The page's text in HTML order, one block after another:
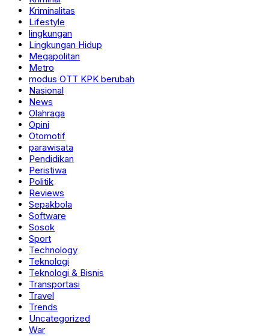
Kriminalitas
Lifestyle
lingkungan
Lingkungan Hidup
Megapolitan
Metro
modus OTT KPK berubah
Nasional
News
Olahraga
Opini
Otomotif
parawisata
Pendidikan
Peristiwa
Politik
Reviews
Sepakbola
Software
Sosok
Sport
Technology
Teknologi
Teknologi & Bisnis
Transportasi
Travel
Trends
Uncategorized
War